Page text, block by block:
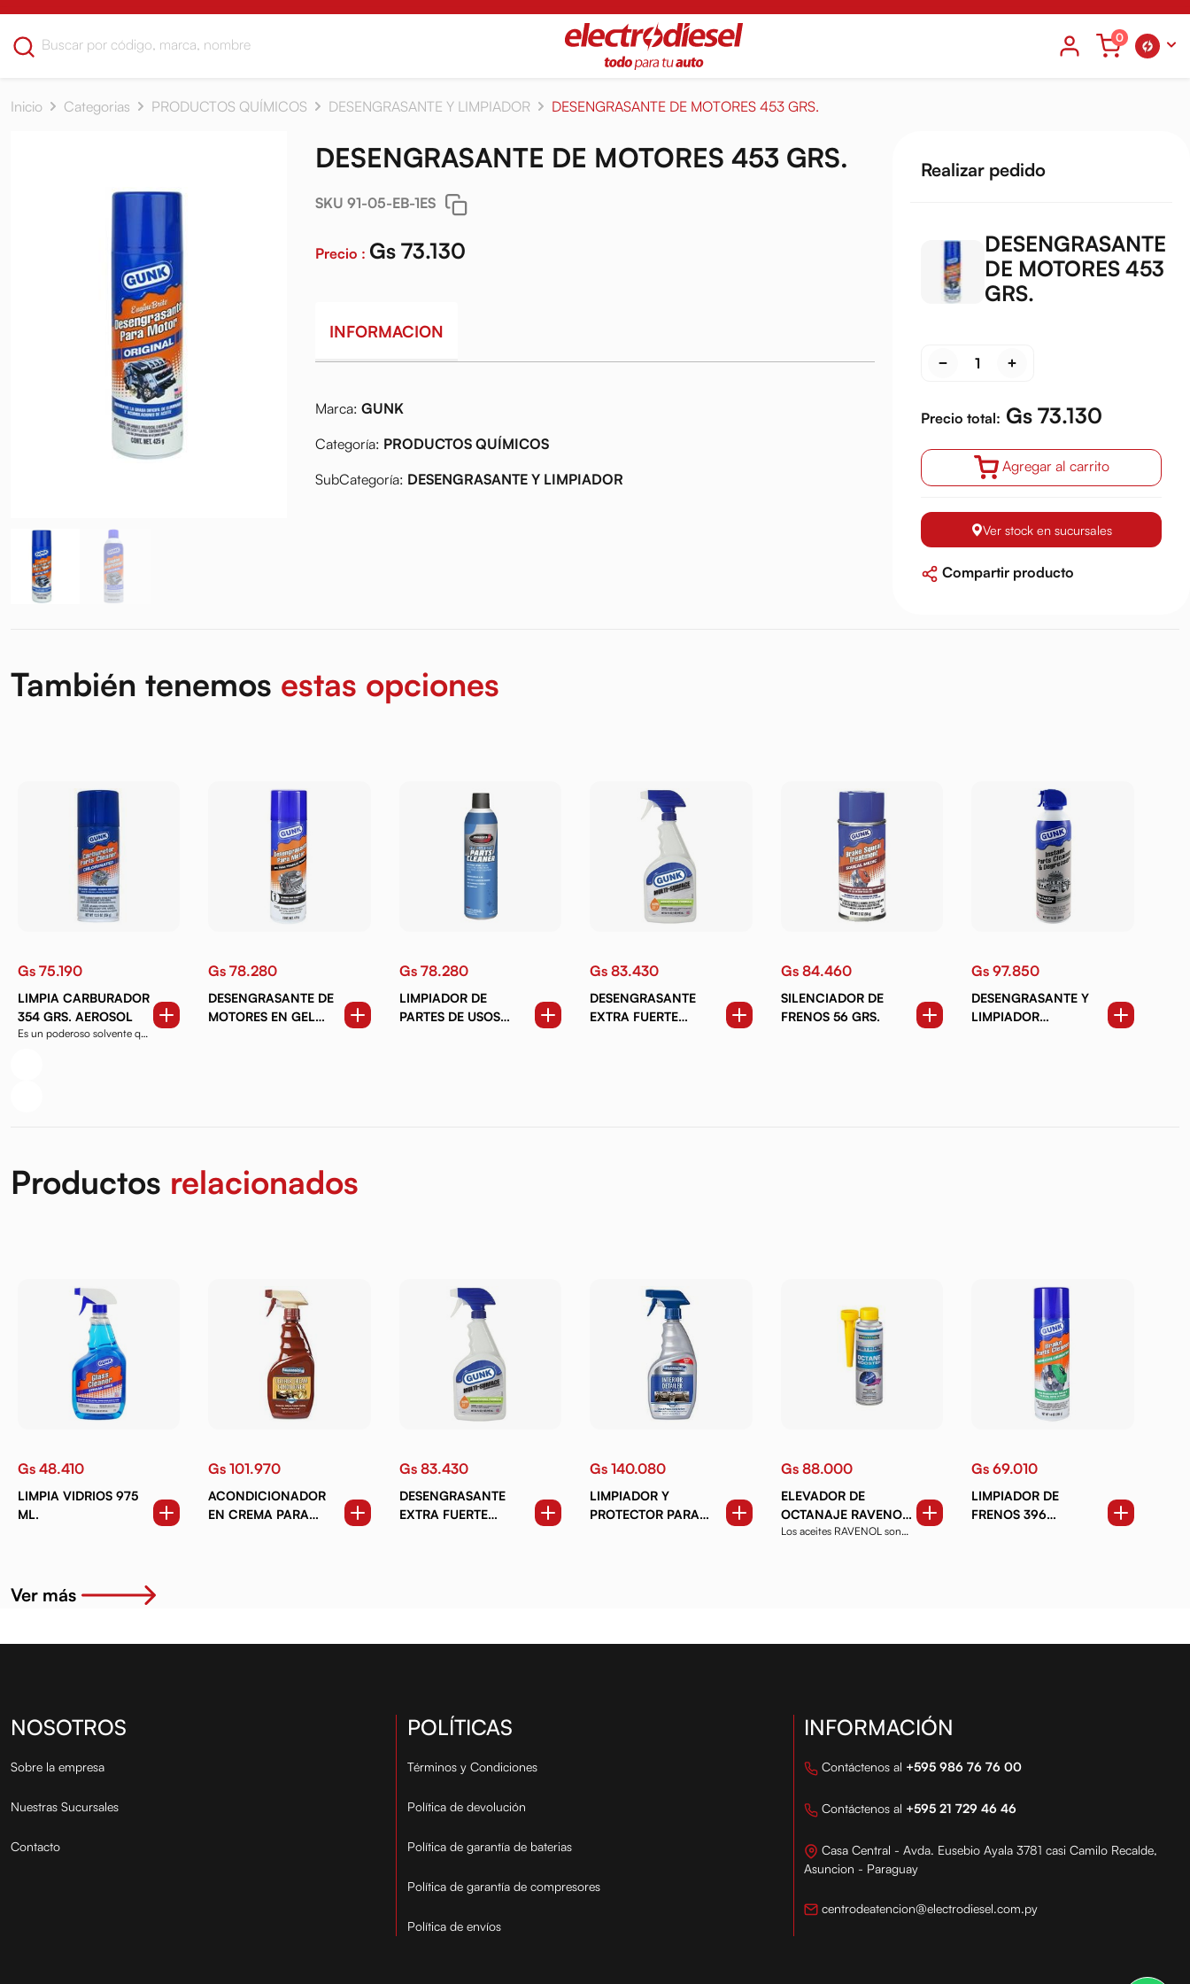
0
Inicio Categorias PRODUCTOS QUÍMICOS DESENGRASANTE Y LIMPIADOR DESENGRASANTE DE MOTORES 453 GRS.
DESENGRASANTE DE MOTORES 453 GRS.
SKU 91-05-EB-1ES
Precio : Gs 73.130
INFORMACION
Marca: GUNK
Categoría: PRODUCTOS QUÍMICOS
SubCategoría: DESENGRASANTE Y LIMPIADOR
Realizar pedido
DESENGRASANTE
DE MOTORES 453
GRS.
Precio total: Gs 73.130
Agregar al carrito
Ver stock en sucursales
Compartir producto
También tenemos estas opciones
Gs 75.190
LIMPIA CARBURADOR
354 GRS. AEROSOL
Es un poderoso solvente que
Gs 78.280
DESENGRASANTE DE
MOTORES EN GEL
Gs 78.280
LIMPIADOR DE
PARTES DE USOS
Gs 83.430
DESENGRASANTE
EXTRA FUERTE
Gs 84.460
SILENCIADOR DE
FRENOS 56 GRS.
Gs 97.850
DESENGRASANTE Y
LIMPIADOR
Productos relacionados
Gs 48.410
LIMPIA VIDRIOS 975
ML.
Gs 101.970
ACONDICIONADOR
EN CREMA PARA
Gs 83.430
DESENGRASANTE
EXTRA FUERTE
Gs 140.080
LIMPIADOR Y
PROTECTOR PARA
Gs 88.000
ELEVADOR DE
OCTANAJE RAVENOL
300 ML.
Los aceites RAVENOL son
Gs 69.010
LIMPIADOR DE
FRENOS 396
Ver más
NOSOTROS
Sobre la empresa
Nuestras Sucursales
Contacto
POLÍTICAS
Términos y Condiciones
Política de devolución
Política de garantía de baterias
Política de garantía de compresores
Política de envíos
INFORMACIÓN
Contáctenos al +595 986 76 76 00
Contáctenos al +595 21 729 46 46
Casa Central - Avda. Eusebio Ayala 3781 casi Camilo Recalde,
Asuncion - Paraguay
centrodeatencion@electrodiesel.com.py